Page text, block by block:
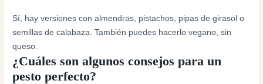
Sí, hay versiones con almendras, pistachos, pipas de girasol o
semillas de calabaza. También puedes hacerlo vegano, sin
queso.
¿Cuáles son algunos consejos para un
pesto perfecto?